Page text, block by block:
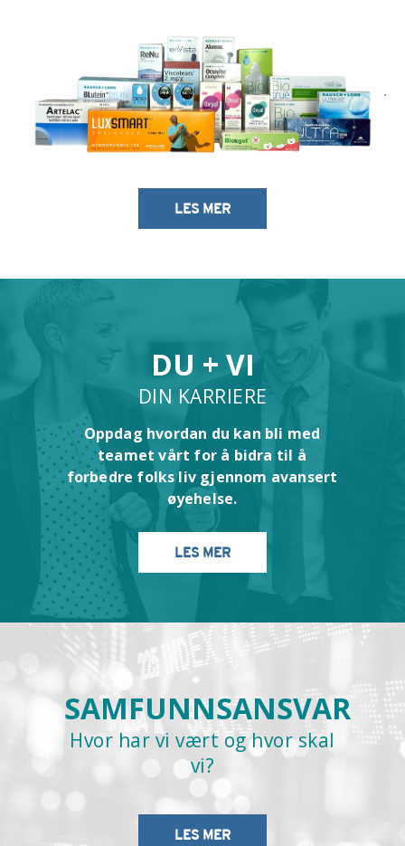
LES MER
DU + VI
DIN KARRIERE
Oppdag hvordan du kan bli med
teamet vårt for å bidra til å
forbedre folks liv gjennom avansert
øyehelse.
LES MER
SAMFUNNSANSVAR
Hvor har vi vært og hvor skal
vi?
LES MER